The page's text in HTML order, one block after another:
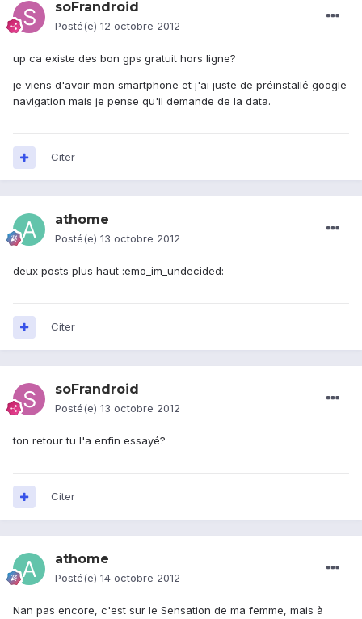
soFrandroid
Posté(e) 12 octobre 2012
up ca existe des bon gps gratuit hors ligne?
je viens d'avoir mon smartphone et j'ai juste de préinstallé google
navigation mais je pense qu'il demande de la data.
Citer
athome
Posté(e) 13 octobre 2012
deux posts plus haut :emo_im_undecided:
Citer
soFrandroid
Posté(e) 13 octobre 2012
ton retour tu l'a enfin essayé?
Citer
athome
Posté(e) 14 octobre 2012
Nan pas encore, c'est sur le Sensation de ma femme, mais à